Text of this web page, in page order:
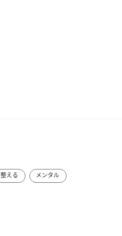
整える メンタル